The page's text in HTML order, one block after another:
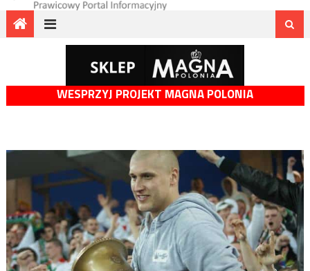
WESPRZYJ PROJEKT MAGNA POLONIA